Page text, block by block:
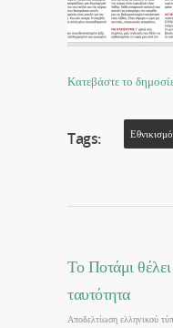
Κατεβάστε το
Tags:
Το Ποτάμι θέλει
ταυτότητα
Αποδελτίωση ελληνικού